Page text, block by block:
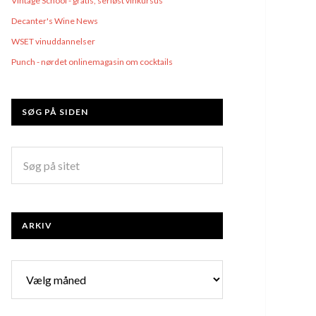
Decanter's Wine News
WSET vinuddannelser
Punch - nørdet onlinemagasin om cocktails
SØG PÅ SIDEN
ARKIV